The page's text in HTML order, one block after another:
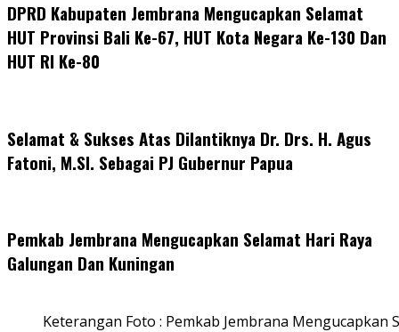
DPRD Kabupaten Jembrana Mengucapkan Selamat
HUT Provinsi Bali Ke-67, HUT Kota Negara Ke-130 Dan
HUT RI Ke-80
Selamat & Sukses Atas Dilantiknya Dr. Drs. H. Agus
Fatoni, M.SI. Sebagai PJ Gubernur Papua
Pemkab Jembrana Mengucapkan Selamat Hari Raya
Galungan Dan Kuningan
Keterangan Foto : Pemkab Jembrana Mengucapkan